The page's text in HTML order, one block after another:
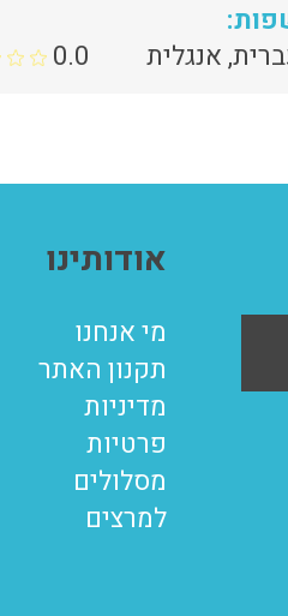
אנגלית
0.0
אודותינו
מי אנחנו
תקנון האתר
מדיניות
פרטיות
מסלולים
למרצים